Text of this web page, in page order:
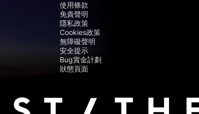
使用條款
免責聲明
隱私政策
Cookies政策
無障礙聲明
安全提示
Bug賞金計劃
狀態頁面